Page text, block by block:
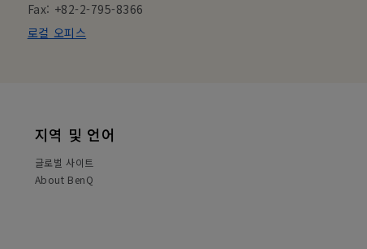
Fax: +82-2-795-8366
로컬 오피스
지역 및 언어
글로벌 사이트
About BenQ